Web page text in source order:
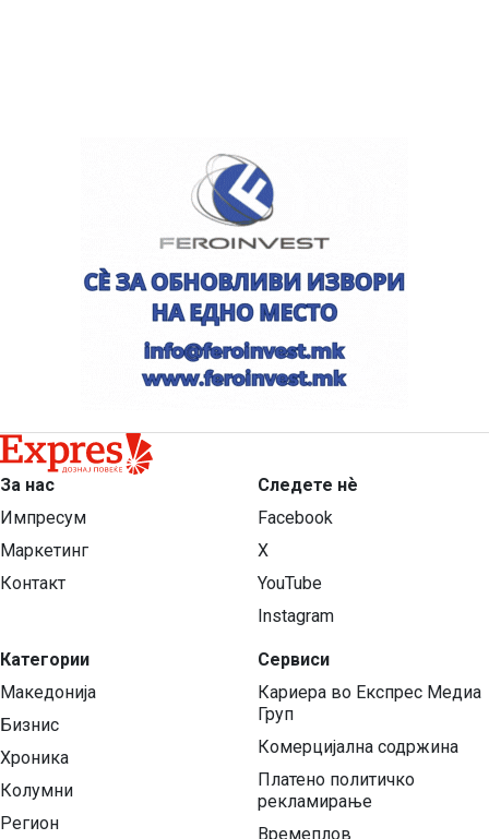
За нас
Импресум
Маркетинг
Контакт
Категории
Македонија
Бизнис
Хроника
Колумни
Регион
Следете нѐ
Facebook
X
YouTube
Instagram
Сервиси
Кариера во Експрес Медиа
Груп
Комерцијална содржина
Платено политичко
рекламирање
Времеплов